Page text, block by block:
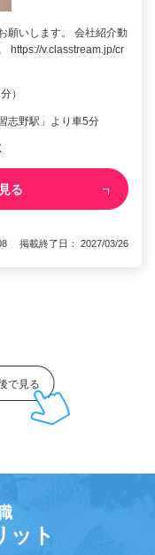
願いします。 会社紹介動
https://v.classtream.jp/cr
）
志野駅」より車5分
る
掲載終了日： 2027/03/26
ット